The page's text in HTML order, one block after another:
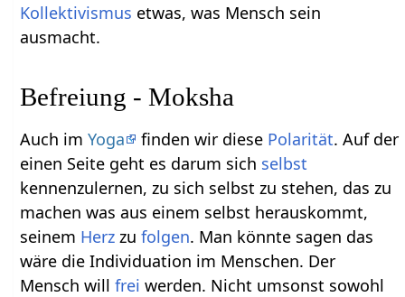
Kollektivismus etwas, was Mensch sein
ausmacht.
Befreiung - Moksha
Auch imYoga finden wir diese Polarität. Auf der
einen Seite geht es darum sich selbst
kennenzulernen, zu sich selbst zu stehen, das zu
machen was aus einem selbst herauskommt,
seinem Herz zufolgen. Man könnte sagen das
wäre die Individuation im Menschen. Der
Mensch willfrei werden. Nicht umsonst sowohl